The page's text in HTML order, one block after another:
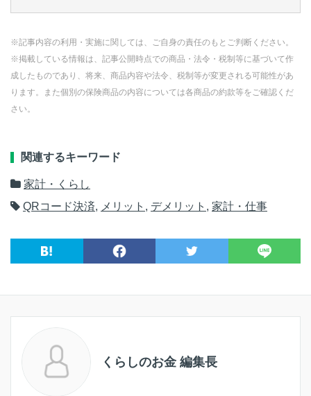
※記事内容の利用・実施に関しては、ご自身の責任のもとご判断ください。
※掲載している情報は、記事公開時点での商品・法令・税制等に基づいて作
成したものであり、将来、商品内容や法令、税制等が変更される可能性があ
ります。また個別の保険商品の内容については各商品の約款等をご確認くだ
さい。
関連するキーワード
家計・くらし
QRコード決済, メリット , デメリット , 家計・仕事
くらしのお金 編集長